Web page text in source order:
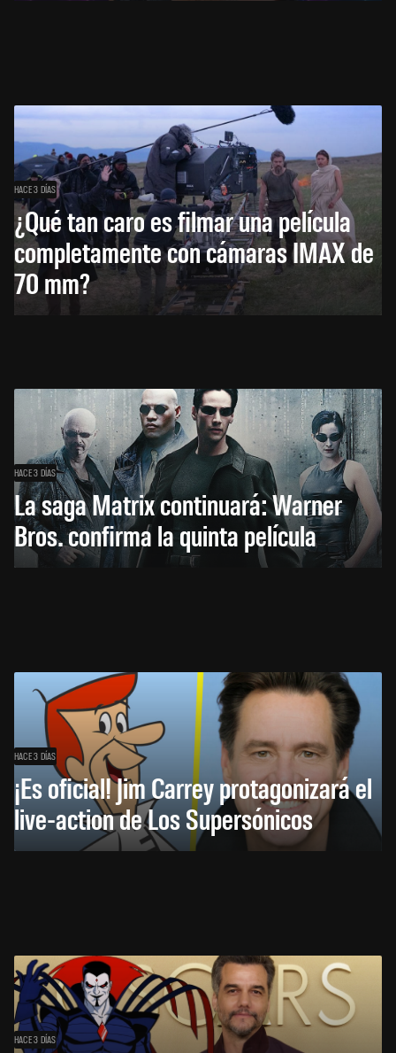
HACE 3 DÍAS
¿Qué tan caro es filmar una película
completamente con cámaras IMAX de
70 mm?
HACE 3 DÍAS
La saga Matrix continuará: Warner
Bros. confirma la quinta película
HACE 3 DÍAS
¡Es oficial! Jim Carrey protagonizará el
live-action de Los Supersónicos
HACE 3 DÍAS